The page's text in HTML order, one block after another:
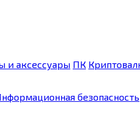
и аксессуары ПК
безопасность